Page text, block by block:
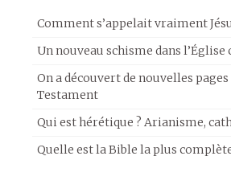
Comment s’appelait vraiment
Un nouveau schisme dans l’Église
On a découvert de nouvelles
Testament
Qui est hérétique ? Arianisme,
Quelle est la Bible la plus